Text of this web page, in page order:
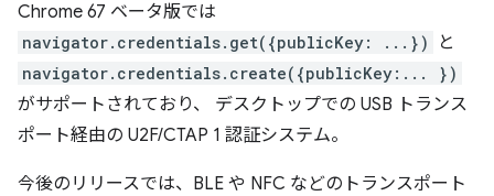
Chrome 67 ベータ版では
navigator.credentials.get({publicKey: ...}) と
navigator.credentials.create({publicKey:... })
がサポートされており、 デスクトップでの USB トランス
ポート経由の U2F/CTAP 1 認証システム。
今後のリリースでは、BLE や NFC などのトランスポート